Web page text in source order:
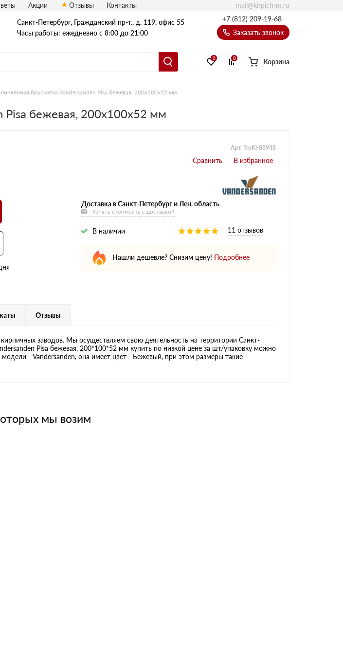
Санкт-Петербург, Граждaнский пр-т., д. 119, офис 55
Часы работы: ежедневно с 8:00 до 21:00
+7 (812) 209-19-68
Заказать звонок
0 0 Корзина
Акции Отзывы Контакты mail@kirpich-m.ru
брусчатка Vandersanden Pisa бежевая, 200x100x52 мм
Pisa бежевая, 200x100x52 мм
Арт. TroKl-88948
Доставка в Санкт-Петербург и Лен. область
Узнать стоимость с доставкой
В наличии 11 отзывов
Нашли дешевле? Снизим цену! Подробнее
Отзывы
заводов. Мы осуществляем свою деятельность на территории Санкт-
Pisa бежевая, 200*100*52 мм купить по низкой цене за шт/упаковку можно
- Vandersanden, она имеет цвет - Бежевый, при этом размеры такие -
мы возим